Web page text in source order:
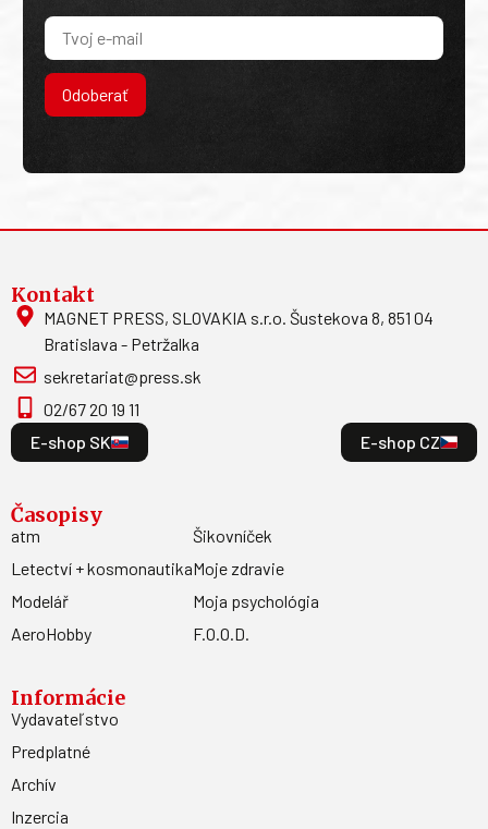
Odoberať
Kontakt
MAGNET PRESS, SLOVAKIA s.r.o. Šustekova 8, 851 04
Bratislava - Petržalka
sekretariat@press.sk
02/67 20 19 11
E-shop SK
E-shop CZ
Časopisy
atm
Letectví + kosmonautika
Modelář
AeroHobby
Šikovníček
Moje zdravie
Moja psychológia
F.O.O.D.
Informácie
Vydavateľstvo
Predplatné
Archív
Inzercia